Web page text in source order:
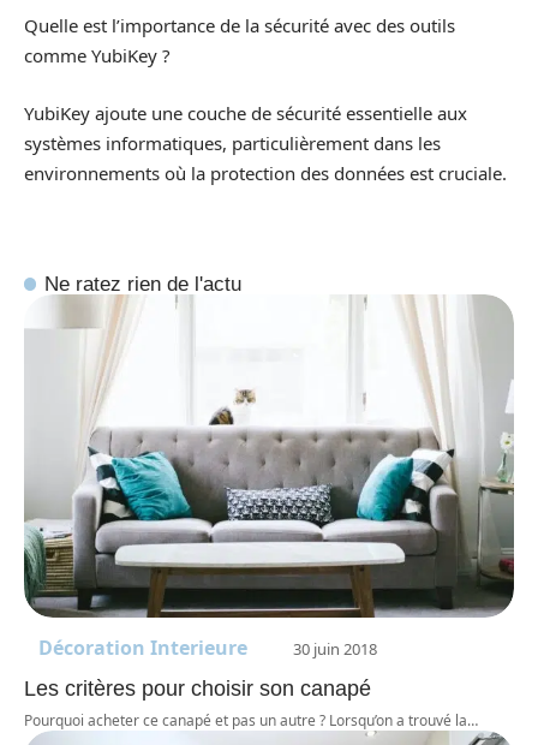
Quelle est l’importance de la sécurité avec des outils
comme YubiKey ?
YubiKey ajoute une couche de sécurité essentielle aux
systèmes informatiques, particulièrement dans les
environnements où la protection des données est cruciale.
Ne ratez rien de l'actu
Décoration Interieure 30 juin 2018
Les critères pour choisir son canapé
Pourquoi acheter ce canapé et pas un autre ? Lorsqu’on a trouvé la…